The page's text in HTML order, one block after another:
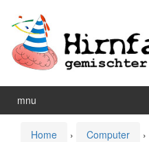
Inhalt
wechseln
Hauptmenü
springen
mnu
Home › Computer ›